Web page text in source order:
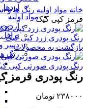
آردها
مواد اولیه
آرد و
دسر و
رنگ
خانه مواد اولیه رنگ ها و
قرمز کپی کیک
رنگ پودری زرد کپی کیک
بازگشت به محصولات
رنگ پودری صورتی کپی
رنگ پودری قرمز
۲۳۸۰۰۰ تومان